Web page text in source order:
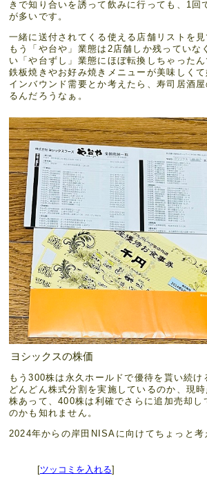
きで知り合いを誘って飲みに行っても、1回
が多いです。
一緒に送付されてくる使える店舗リストを見
もう「や台や」業態は2店舗しか残っていな
い「や台ずし」業態にほぼ転換しちゃった
鉄板焼きやお好み焼きメニューが美味しくて
インバウンド需要とか考えたら、寿司居酒
るんだろうなぁ。
ヨシックスの株価
もう300株は永久ホールドで優待を貰い続け
どんどん株式分割を実施しているのか、現
株あって、400株は利確でさらに追加売却し
のかも知れません。
2024年からの岸田NISAに向けてちょっと考
[ツッコミを入れる]